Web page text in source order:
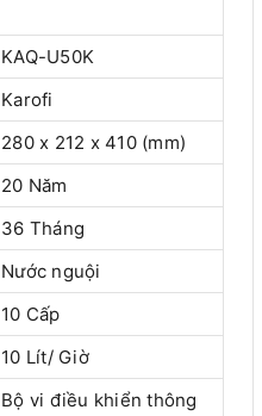
KAQ-U50K
Karofi
280 x 212 x 410 (mm)
20 Năm
36 Tháng
Nước nguội
10 Cấp
10 Lít/ Giờ
Bộ vi điều khiển thông